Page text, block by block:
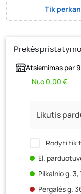
Tik
Prekės
Atsiėmimas per
Nuo 0,00 €
Rodyti tik
El.
Pilkalnio g. 3,
Pergalės g.